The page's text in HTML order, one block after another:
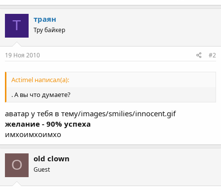
Т траян
Тру байкер
19 Ноя 2010 #2
Actimel написал(а):
. А вы что думаете?
аватар у тебя в тему/images/smilies/innocent.gif
желание - 90% успеха
имхоимхоимхо
O old clown
Guest